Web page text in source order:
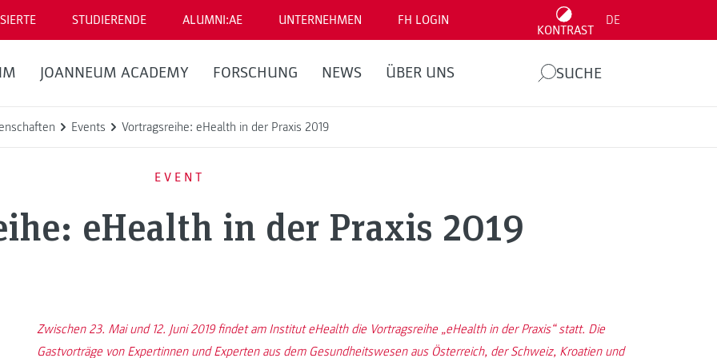
STUDIERENDE ALUMNI:AE UNTERNEHMEN FH LOGIN
KONTRAST
DE
JOANNEUM ACADEMY FORSCHUNG NEWS ÜBER UNS SUCHE
Events Vortragsreihe: eHealth in der Praxis 2019
EVENT
eHealth in der Praxis 2019
Zwischen 23. Mai und 12. Juni 2019 findet am Institut eHealth die Vortragsreihe „eHealth in der Praxis“ statt. Die
Gastvorträge von Expertinnen und Experten aus dem Gesundheitswesen aus Österreich, der Schweiz, Kroatien und